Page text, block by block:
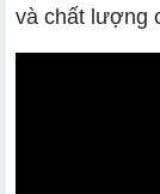
và chất lượng